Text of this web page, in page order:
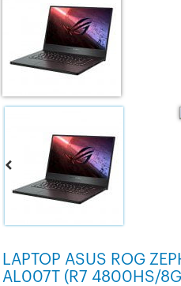
LAPTOP ASUS ROG
AL007T (R7 4800HS/